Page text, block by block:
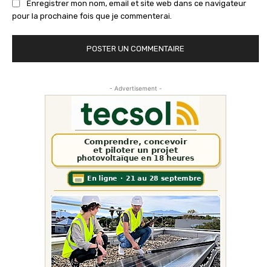
Enregistrer mon nom, email et site web dans ce navigateur
pour la prochaine fois que je commenterai.
- Advertisement -